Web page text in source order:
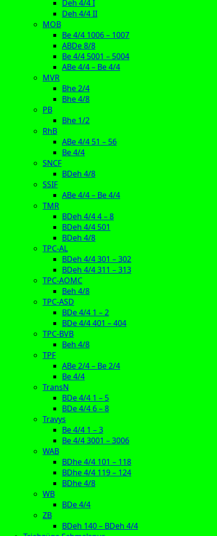
Deh 4/4 I
Deh 4/4 II
MOB
Be 4/4 1006 – 1007
ABDe 8/8
Be 4/4 5001 – 5004
ABe 4/4 – Be 4/4
MVR
Bhe 2/4
Bhe 4/8
PB
Bhe 1/2
RhB
ABe 4/4 51 – 56
Be 4/4
SNCF
BDeh 4/8
SSIF
ABe 4/4 – Be 4/4
TMR
BDeh 4/4 4 – 8
BDeh 4/4 501
BDeh 4/8
TPC-AL
BDeh 4/4 301 – 302
BDeh 4/4 311 – 313
TPC-AOMC
Beh 4/8
TPC-ASD
BDe 4/4 1 – 2
BDe 4/4 401 – 404
TPC-BVB
Beh 4/8
TPF
ABe 2/4 – Be 2/4
Be 4/4
TransN
BDe 4/4 1 – 5
BDe 4/4 6 – 8
Travys
Be 4/4 1 – 3
Be 4/4 3001 – 3006
WAB
BDhe 4/4 101 – 118
BDhe 4/4 119 – 124
BDhe 4/8
WB
BDe 4/4
ZB
BDeh 140 – BDeh 4/4